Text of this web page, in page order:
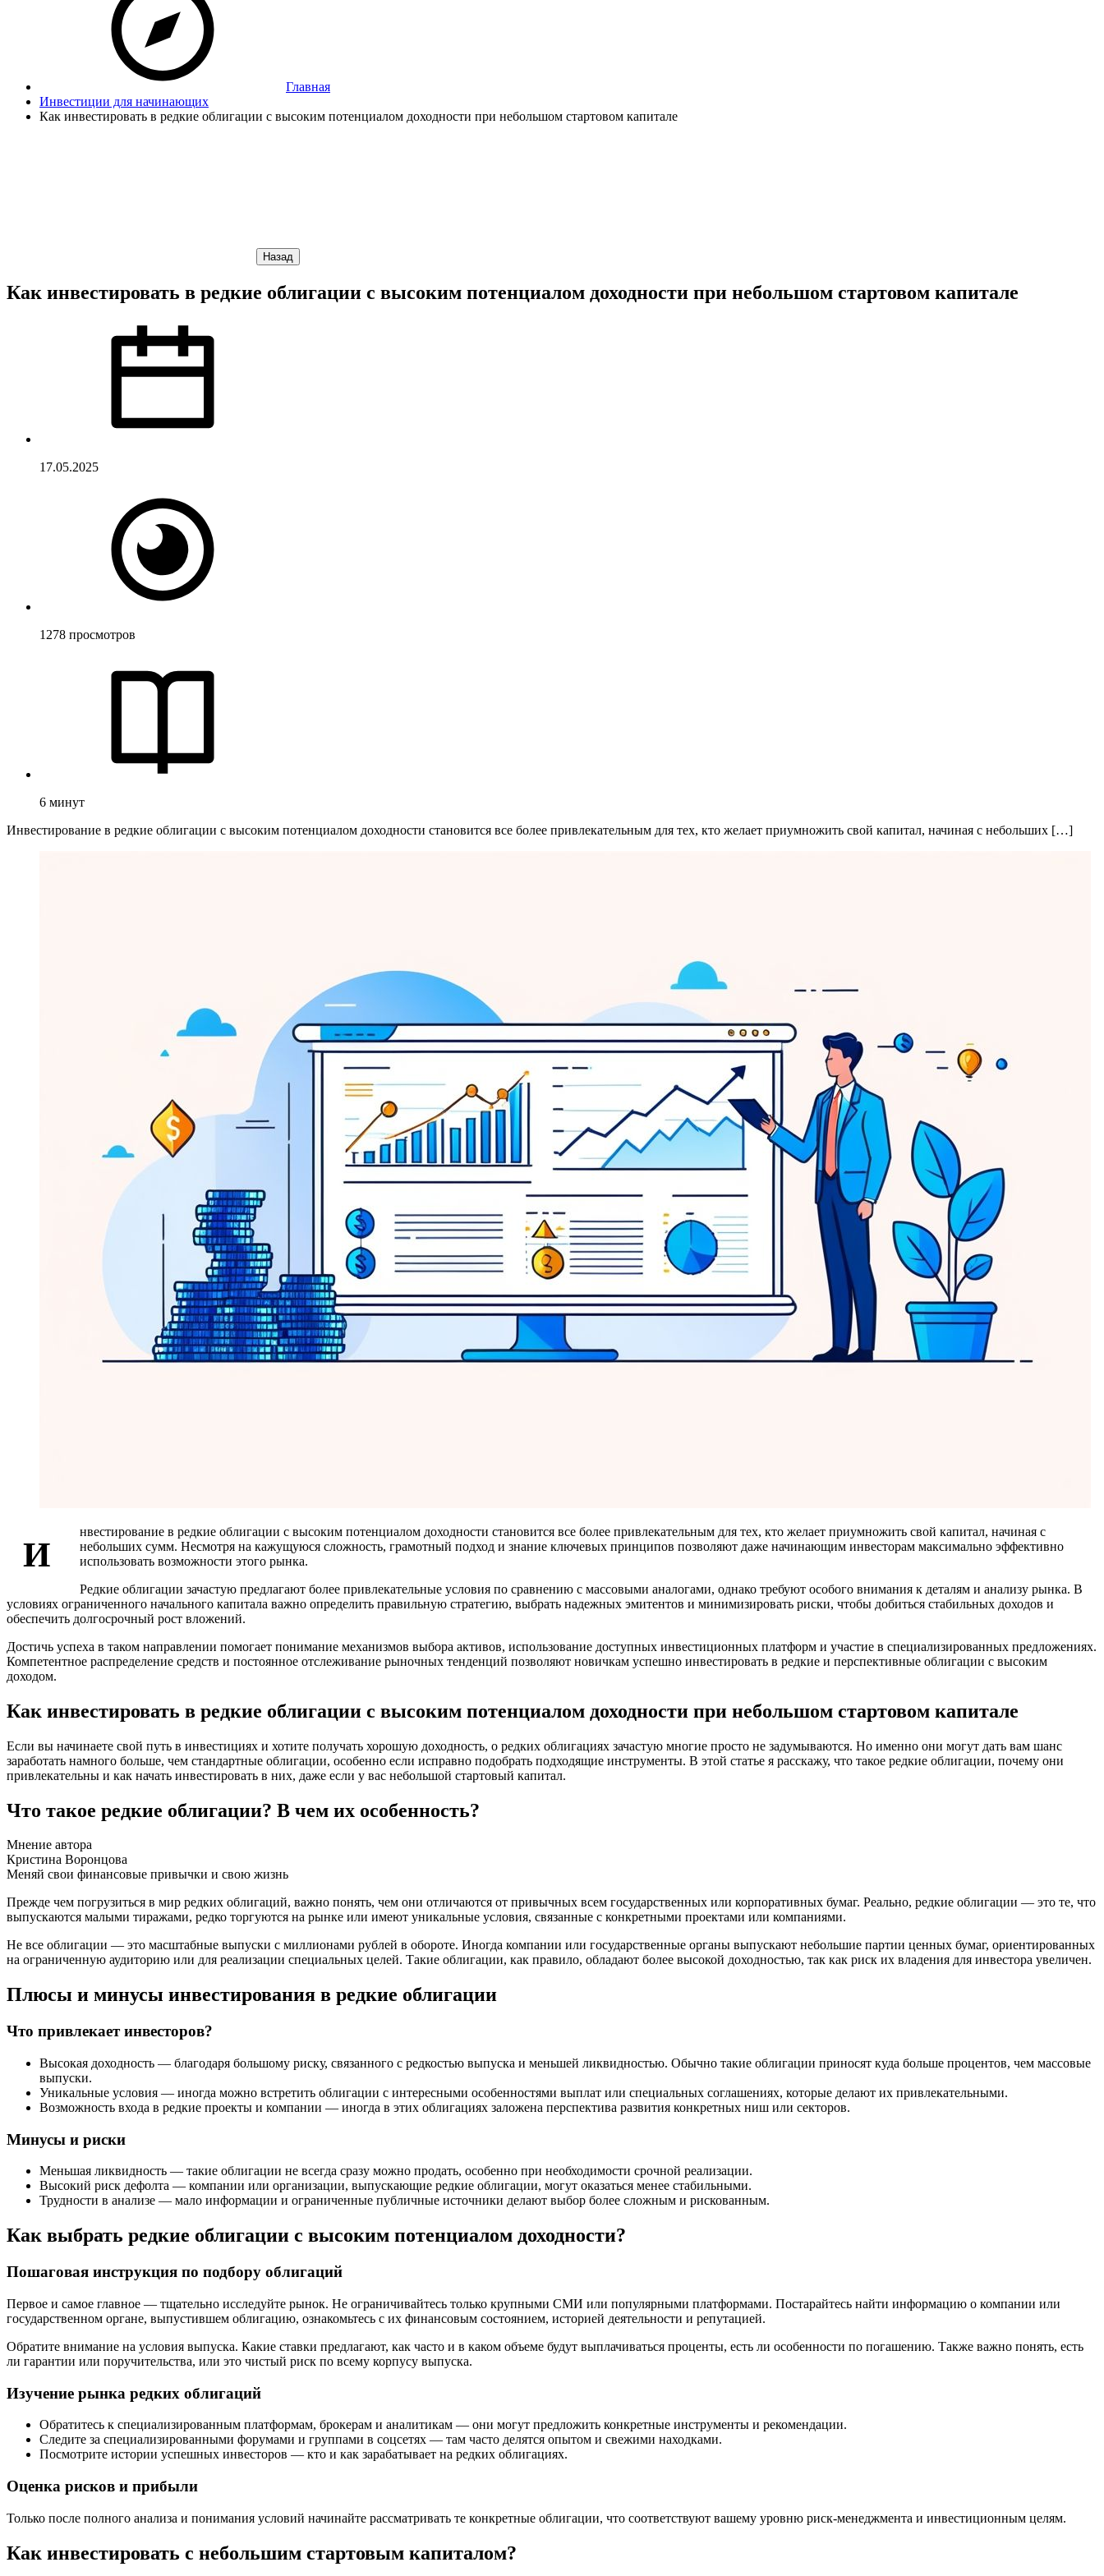
Главная
Инвестиции для начинающих
Как инвестировать в редкие облигации с высоким потенциалом доходности при небольшом стартовом капитале
Назад
Как инвестировать в редкие облигации с высоким потенциалом доходности при небольшом стартовом капитале
17.05.2025
1278 просмотров
6 минут
Инвестирование в редкие облигации с высоким потенциалом доходности становится все более привлекательным для тех, кто желает приумножить свой капитал, начиная с небольших […]
И
нвестирование в редкие облигации с высоким потенциалом доходности становится все более привлекательным для тех, кто желает приумножить свой капитал, начиная с
небольших сумм. Несмотря на кажущуюся сложность, грамотный подход и знание ключевых принципов позволяют даже начинающим инвесторам максимально эффективно
использовать возможности этого рынка.
Редкие облигации зачастую предлагают более привлекательные условия по сравнению с массовыми аналогами, однако требуют особого внимания к деталям и анализу рынка. В
условиях ограниченного начального капитала важно определить правильную стратегию, выбрать надежных эмитентов и минимизировать риски, чтобы добиться стабильных доходов и
обеспечить долгосрочный рост вложений.
Достичь успеха в таком направлении помогает понимание механизмов выбора активов, использование доступных инвестиционных платформ и участие в специализированных предложениях.
Компетентное распределение средств и постоянное отслеживание рыночных тенденций позволяют новичкам успешно инвестировать в редкие и перспективные облигации с высоким
доходом.
Как инвестировать в редкие облигации с высоким потенциалом доходности при небольшом стартовом капитале
Если вы начинаете свой путь в инвестициях и хотите получать хорошую доходность, о редких облигациях зачастую многие просто не задумываются. Но именно они могут дать вам шанс
заработать намного больше, чем стандартные облигации, особенно если исправно подобрать подходящие инструменты. В этой статье я расскажу, что такое редкие облигации, почему они
привлекательны и как начать инвестировать в них, даже если у вас небольшой стартовый капитал.
Что такое редкие облигации? В чем их особенность?
Мнение автора
Кристина Воронцова
Меняй свои финансовые привычки и свою жизнь
Прежде чем погрузиться в мир редких облигаций, важно понять, чем они отличаются от привычных всем государственных или корпоративных бумаг. Реально, редкие облигации — это те, что
выпускаются малыми тиражами, редко торгуются на рынке или имеют уникальные условия, связанные с конкретными проектами или компаниями.
Не все облигации — это масштабные выпуски с миллионами рублей в обороте. Иногда компании или государственные органы выпускают небольшие партии ценных бумаг, ориентированных
на ограниченную аудиторию или для реализации специальных целей. Такие облигации, как правило, обладают более высокой доходностью, так как риск их владения для инвестора увеличен.
Плюсы и минусы инвестирования в редкие облигации
Что привлекает инвесторов?
Высокая доходность — благодаря большому риску, связанного с редкостью выпуска и меньшей ликвидностью. Обычно такие облигации приносят куда больше процентов, чем массовые
выпуски.
Уникальные условия — иногда можно встретить облигации с интересными особенностями выплат или специальных соглашениях, которые делают их привлекательными.
Возможность входа в редкие проекты и компании — иногда в этих облигациях заложена перспектива развития конкретных ниш или секторов.
Минусы и риски
Меньшая ликвидность — такие облигации не всегда сразу можно продать, особенно при необходимости срочной реализации.
Высокий риск дефолта — компании или организации, выпускающие редкие облигации, могут оказаться менее стабильными.
Трудности в анализе — мало информации и ограниченные публичные источники делают выбор более сложным и рискованным.
Как выбрать редкие облигации с высоким потенциалом доходности?
Пошаговая инструкция по подбору облигаций
Первое и самое главное — тщательно исследуйте рынок. Не ограничивайтесь только крупными СМИ или популярными платформами. Постарайтесь найти информацию о компании или
государственном органе, выпустившем облигацию, ознакомьтесь с их финансовым состоянием, историей деятельности и репутацией.
Обратите внимание на условия выпуска. Какие ставки предлагают, как часто и в каком объеме будут выплачиваться проценты, есть ли особенности по погашению. Также важно понять, есть
ли гарантии или поручительства, или это чистый риск по всему корпусу выпуска.
Изучение рынка редких облигаций
Обратитесь к специализированным платформам, брокерам и аналитикам — они могут предложить конкретные инструменты и рекомендации.
Следите за специализированными форумами и группами в соцсетях — там часто делятся опытом и свежими находками.
Посмотрите истории успешных инвесторов — кто и как зарабатывает на редких облигациях.
Оценка рисков и прибыли
Только после полного анализа и понимания условий начинайте рассматривать те конкретные облигации, что соответствуют вашему уровню риск-менеджмента и инвестиционным целям.
Как инвестировать с небольшим стартовым капиталом?